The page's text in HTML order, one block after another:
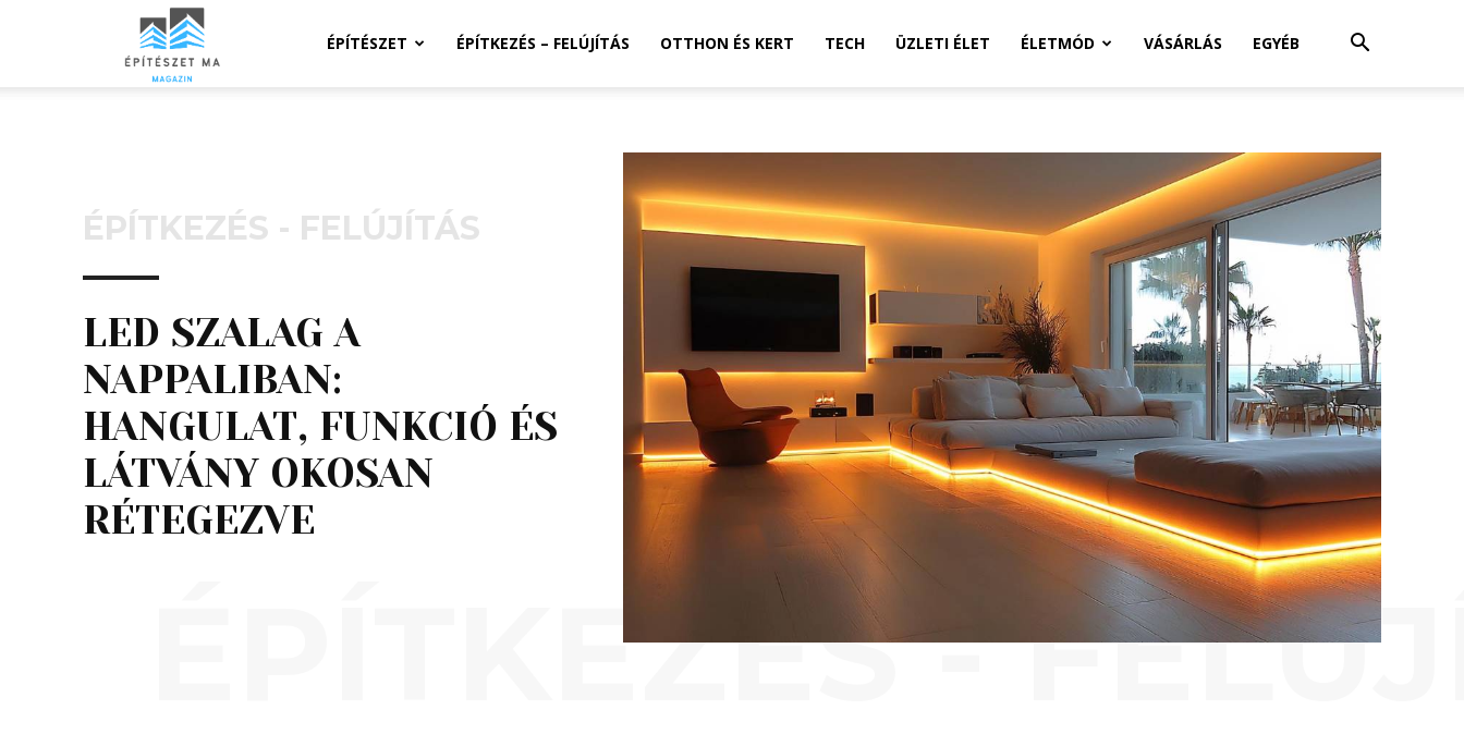
ÉpíteszetiÉPÍTÉSZET ÉPÍTKEZÉS – FELÚJÍTÁS OTTHON ÉS KERT TECH ÜZLETI ÉLET ÉLETMÓD VÁSÁRLÁS EGYÉB
ÉPÍTKEZÉS - FELÚJÍTÁS
LED SZALAG A
NAPPALIBAN:
HANGULAT, FUNKCIÓ ÉS
LÁTVÁNY OKOSAN
RÉTEGEZVE
ÉPÍTKEZÉS -